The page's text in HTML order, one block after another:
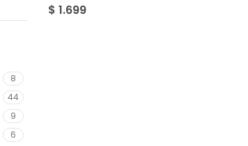
8
44
9
6
$ 1.699